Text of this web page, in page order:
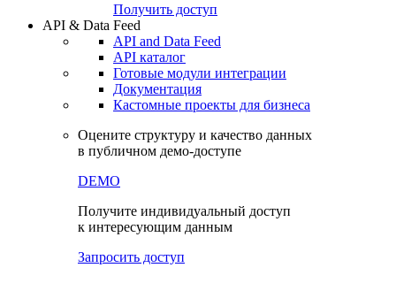
Получить доступ
API & Data Feed
API and Data Feed
API каталог
Готовые модули интеграции
Документация
Кастомные проекты для бизнеса
Оцените структуру и качество данных
в публичном демо-доступе
DEMO
Получите индивидуальный доступ
к интересующим данным
Запросить доступ